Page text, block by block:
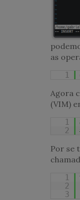
as
1
Agora
(VIM)
1
2
Por se
1
2
3